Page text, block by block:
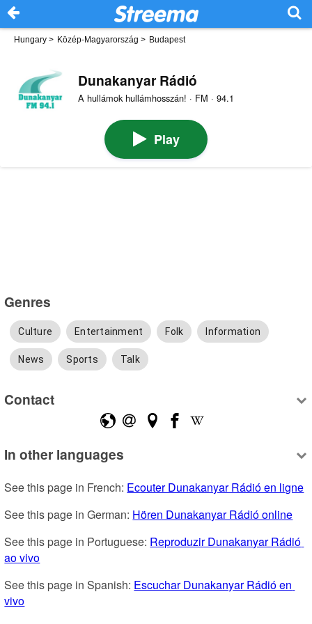
Hungary > Közép-Magyarország > Budapest
Dunakanyar Rádió
A hullámok hullámhosszán! · FM · 94.1
Play
Genres
Culture Entertainment Folk Information
News Sports Talk
Contact
In other languages
See this page in French: Ecouter Dunakanyar Rádió en ligne
See this page in German: Hören Dunakanyar Rádió online
See this page in Portuguese: Reproduzir Dunakanyar Rádió
ao vivo
See this page in Spanish: Escuchar Dunakanyar Rádió en
vivo